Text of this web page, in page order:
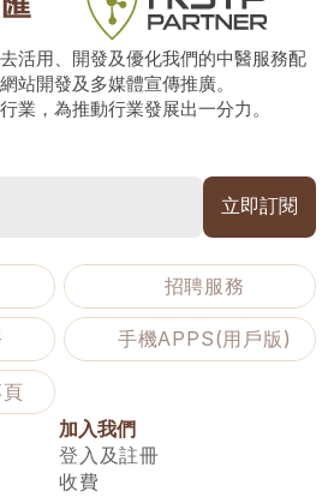
活用、開發及優化我們的中醫服務配
站開發及多媒體宣傳推廣。
業，為推動行業發展出一分力。
招聘服務
手機APPS(用戶版)
加入我們
登入及註冊
收費